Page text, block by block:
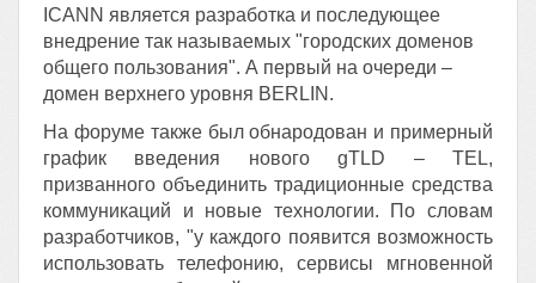
ICANN является разработка и последующее
внедрение так называемых "городских доменов
общего пользования". А первый на очереди –
домен верхнего уровня BERLIN.
На форуме также был обнародован и примерный
график введения нового gTLD – TEL,
призванного объединить традиционные средства
коммуникаций и новые технологии. По словам
разработчиков, "у каждого появится возможность
использовать телефонию, сервисы мгновенной